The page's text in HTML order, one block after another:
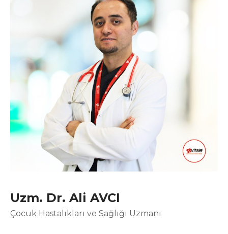
Uzm. Dr. Ali AVCI
Çocuk Hastalıkları ve Sağlığı Uzmanı